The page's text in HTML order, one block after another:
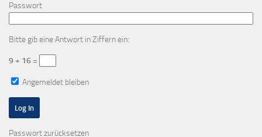
Passwort
Bitte gib eine Antwort in Ziffern ein:
9 + 16 =
Angemeldet bleiben
Passwort zurücksetzen